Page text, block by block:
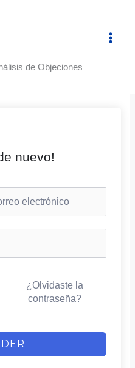
de Objeciones
nuevo!
¿Olvidaste la
contraseña?